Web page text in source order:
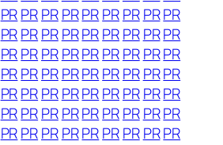
PRPRPRPRPRPRPR PRPR
PRPRPRPRPRPRPR PRPR
PRPRPRPRPRPRPR PRPR
PRPRPRPRPRPRPR PRPR
PRPRPRPRPRPRPR PRPR
PRPRPRPRPRPRPR PRPR
PRPRPRPRPRPRPR PRPR